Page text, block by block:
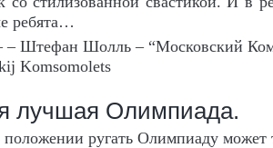
ребята…
– Штефан Шолль – “Московский
Komsomolets
лучшая Олимпиада.
ругать Олимпиаду может